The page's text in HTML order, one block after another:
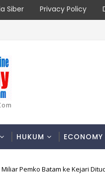
Siber Privacy Policy
HUKUM ECONOMY
Miliar Pemko Batam ke Kejari